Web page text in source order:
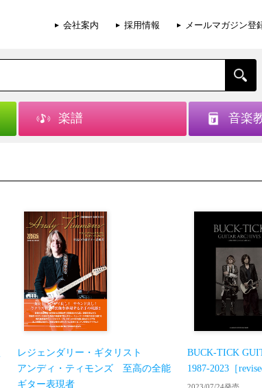
会社案内 採用情報 メールマガジン登
楽譜 音楽
レジェンダリー・ギタリスト
アンディ・ティモンズ 至高の全能
ギター表現者
BUCK-TICK
1987-2023［